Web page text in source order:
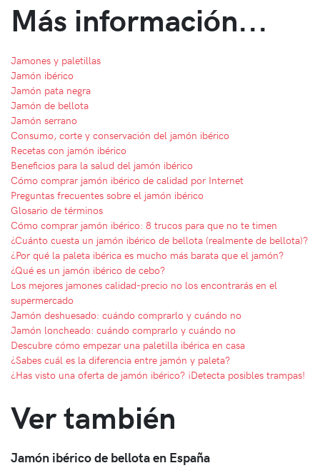
Más información...
Jamones y paletillas
Jamón ibérico
Jamón pata negra
Jamón de bellota
Jamón serrano
Consumo, corte y conservación del jamón ibérico
Recetas con jamón ibérico
Beneficios para la salud del jamón ibérico
Cómo comprar jamón ibérico de calidad por Internet
Preguntas frecuentes sobre el jamón ibérico
Glosario de términos
Cómo comprar jamón ibérico: 8 trucos para que no te timen
¿Cuánto cuesta un jamón ibérico de bellota (realmente de bellota)?
¿Por qué la paleta ibérica es mucho más barata que el jamón?
¿Qué es un jamón ibérico de cebo?
Los mejores jamones calidad-precio no los encontrarás en el
supermercado
Jamón deshuesado: cuándo comprarlo y cuándo no
Jamón loncheado: cuándo comprarlo y cuándo no
Descubre cómo empezar una paletilla ibérica en casa
¿Sabes cuál es la diferencia entre jamón y paleta?
¿Has visto una oferta de jamón ibérico? ¡Detecta posibles trampas!
Ver también
Jamón ibérico de bellota en España